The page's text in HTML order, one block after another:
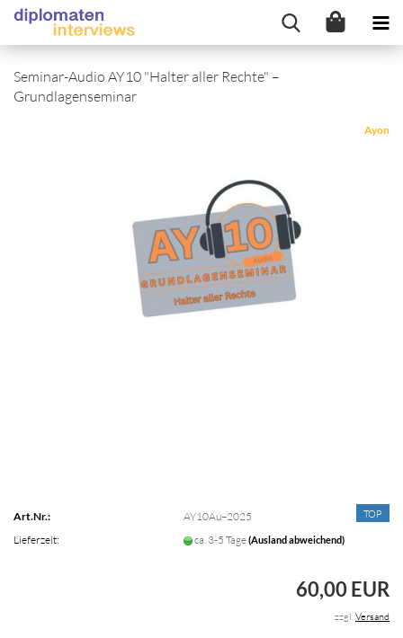
Seminar-Audio AY10 "Halter aller Rechte" –
Grundlagenseminar
Ayon
TOP
Art.Nr.:
AY10Au–2025
Lieferzeit:
ca. 3-5 Tage(Ausland abweichend)
60,00 EUR
zzgl.Versand